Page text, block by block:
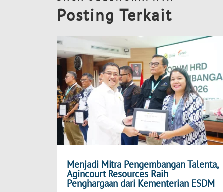
Posting Terkait
Menjadi Mitra Pengembangan Talenta,
Agincourt Resources Raih
Penghargaan dari Kementerian ESDM